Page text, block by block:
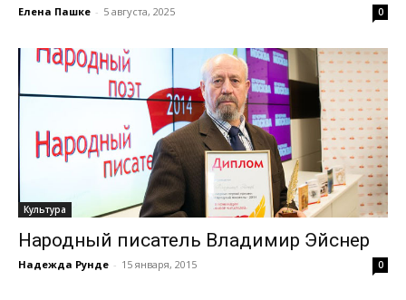
Елена Пашке - 5 августа, 2025 0
Культура
Народный писатель Владимир Эйснер
Надежда Рунде - 15 января, 2015 0